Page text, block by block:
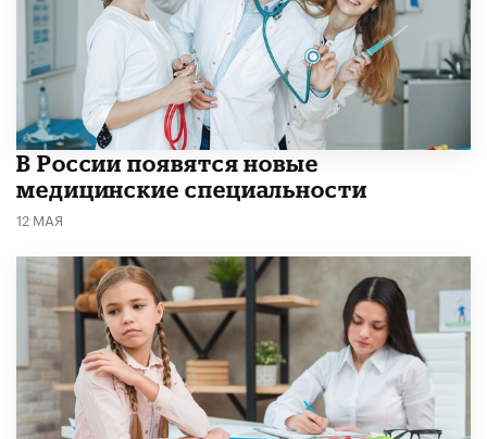
В России появятся новые
медицинские специальности
12 МАЯ